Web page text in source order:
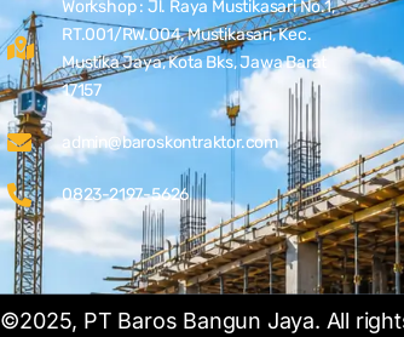
Workshop : Jl. Raya Mustikasari No.1,
RT.001/RW.004, Mustikasari, Kec.
Mustika Jaya, Kota Bks, Jawa Barat
17157
admin@baroskontraktor.com
0823-2197-5626
©2025, PT Baros Bangun Jaya. All